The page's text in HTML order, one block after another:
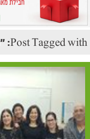
Post Tagged with: "מרכז למיצוי זכויות"